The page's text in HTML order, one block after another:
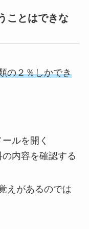
ことはできな
の２％しかでき
ルを開く
内容を確認する
えがあるのでは